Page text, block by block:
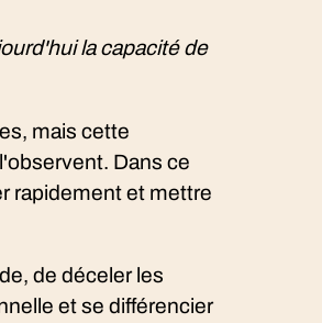
la capacité de
mais cette
Dans ce
rapidement et mettre
de déceler les
et se différencier